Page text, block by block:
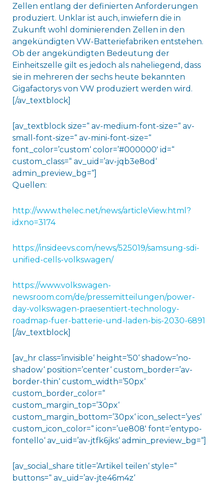
Zellen entlang der definierten Anforderungen
produziert. Unklar ist auch, inwiefern die in
Zukunft wohl dominierenden Zellen in den
angekündigten VW-Batteriefabriken entstehen.
Ob der angekündigten Bedeutung der
Einheitszelle gilt es jedoch als naheliegend, dass
sie in mehreren der sechs heute bekannten
Gigafactorys von VW produziert werden wird.
[/av_textblock]
[av_textblock size=“ av-medium-font-size=“ av-
small-font-size=“ av-mini-font-size=“
font_color=’custom‘ color=’#000000′ id=“
custom_class=“ av_uid=’av-jqb3e8od‘
admin_preview_bg=“]
Quellen:
http://www.thelec.net/news/articleView.html?
idxno=3174
https://insideevs.com/news/525019/samsung-sdi-
unified-cells-volkswagen/
https://www.volkswagen-
newsroom.com/de/pressemitteilungen/power-
day-volkswagen-praesentiert-technology-
roadmap-fuer-batterie-und-laden-bis-2030-6891
[/av_textblock]
[av_hr class=’invisible‘ height=’50‘ shadow=’no-
shadow‘ position=’center‘ custom_border=’av-
border-thin‘ custom_width=’50px‘
custom_border_color=“
custom_margin_top=’30px‘
custom_margin_bottom=’30px‘ icon_select=’yes‘
custom_icon_color=“ icon=’ue808′ font=’entypo-
fontello‘ av_uid=’av-jtfk6jks‘ admin_preview_bg=“]
[av_social_share title=’Artikel teilen‘ style=“
buttons=“ av_uid=’av-jte46m4z‘